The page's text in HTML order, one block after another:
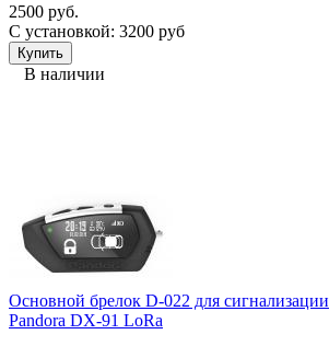
2500 руб.
С установкой: 3200 руб
В наличии
Основной брелок D-022 для сигнализации
Pandora DX-91 LoRa